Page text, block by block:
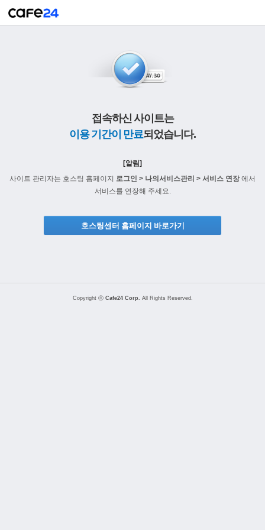
접속하신 사이트는
이용 기간이 만료되었습니다.
[알림]
사이트 관리자는 호스팅 홈페이지 로그인 > 나의서비스관리 > 서비스 연장에서
서비스를 연장해 주세요.
호스팅센터 홈페이지 바로가기
Copyright ⓒ Cafe24 Corp. All Rights Reserved.